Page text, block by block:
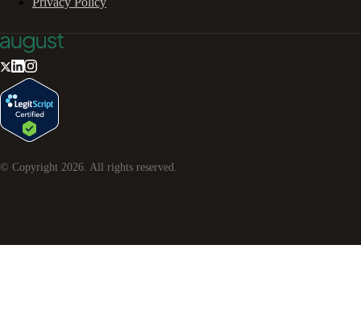
© Copyright 2026. All rights reserved.